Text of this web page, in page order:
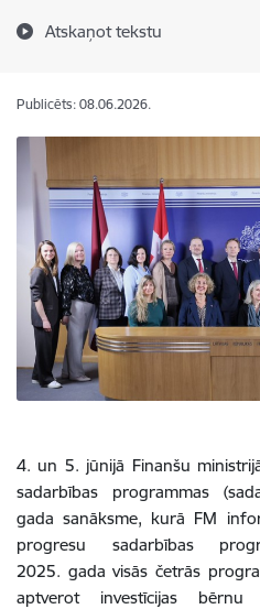
Atskaņot tekstu
Publicēts: 08.06.2026.
4. un 5. jūnijā Finanšu
sadarbības programmas
gada sanāksme, kurā FM
progresu sadarbības
2025. gada visās četrās
aptverot investīcijas